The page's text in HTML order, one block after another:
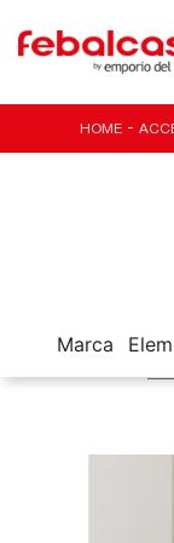
HOME -
Marca